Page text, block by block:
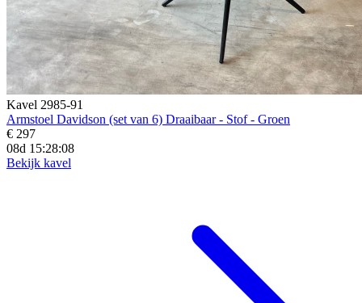
Kavel 2985-91
Armstoel Davidson (set van 6) Draaibaar - Stof - Groen
€ 297
08d 15:28:06
Bekijk kavel